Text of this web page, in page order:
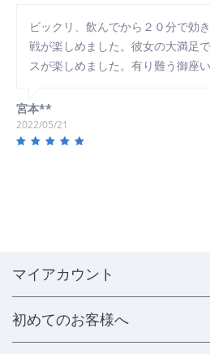
ビックリ、飲んでから２０分で効
戦が楽しめました。彼女の大満足
スが楽しめました。有り難う御座
宮本**
2022/05/21
マイアカウント
初めてのお客様へ